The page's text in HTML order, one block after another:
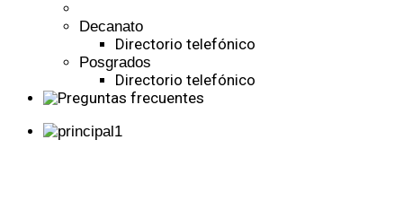
Decanato
Directorio telefónico
Posgrados
Directorio telefónico